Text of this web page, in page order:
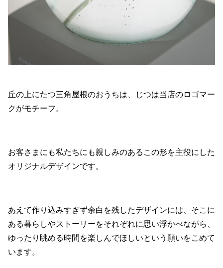
丘の上にたつ三角屋根のおうちは、じつは当店のロゴマー
クがモチーフ。
お客さまにも私たちにも親しみのあるこの形を主役にした
オリジナルデザインです。
あえて作り込みすぎず余白を残したデザインには、そこに
ある暮らしやストーリーをそれぞれに思い浮かべながら、
ゆったり眺める時間を楽しんでほしいという願いをこめて
います。